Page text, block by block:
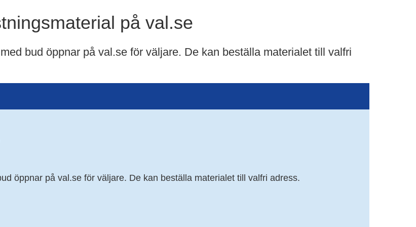
på val.se
bud öppnar på val.se för väljare. De kan beställa materialet till valfri
öppnar på val.se för väljare. De kan beställa materialet till valfri adress.